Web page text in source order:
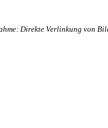
Direkte Verlinkung von